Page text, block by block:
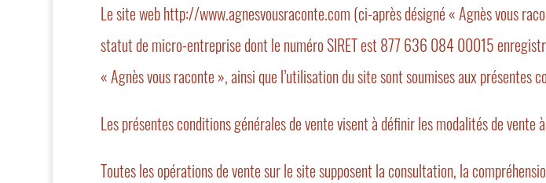
Le site web http://www.agnesvousraconte.com (ci-après désigné « Agnès vous
statut de micro-entreprise dont le numéro SIRET est 877 636 084 00015
« Agnès vous raconte », ainsi que l’utilisation du site sont soumises aux présentes
Les présentes conditions générales de vente visent à définir les modalités de
Toutes les opérations de vente sur le site supposent la consultation, la